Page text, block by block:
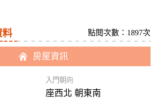
料 點閱次數：1897次
房屋資訊
入門朝向
座西北 朝東南